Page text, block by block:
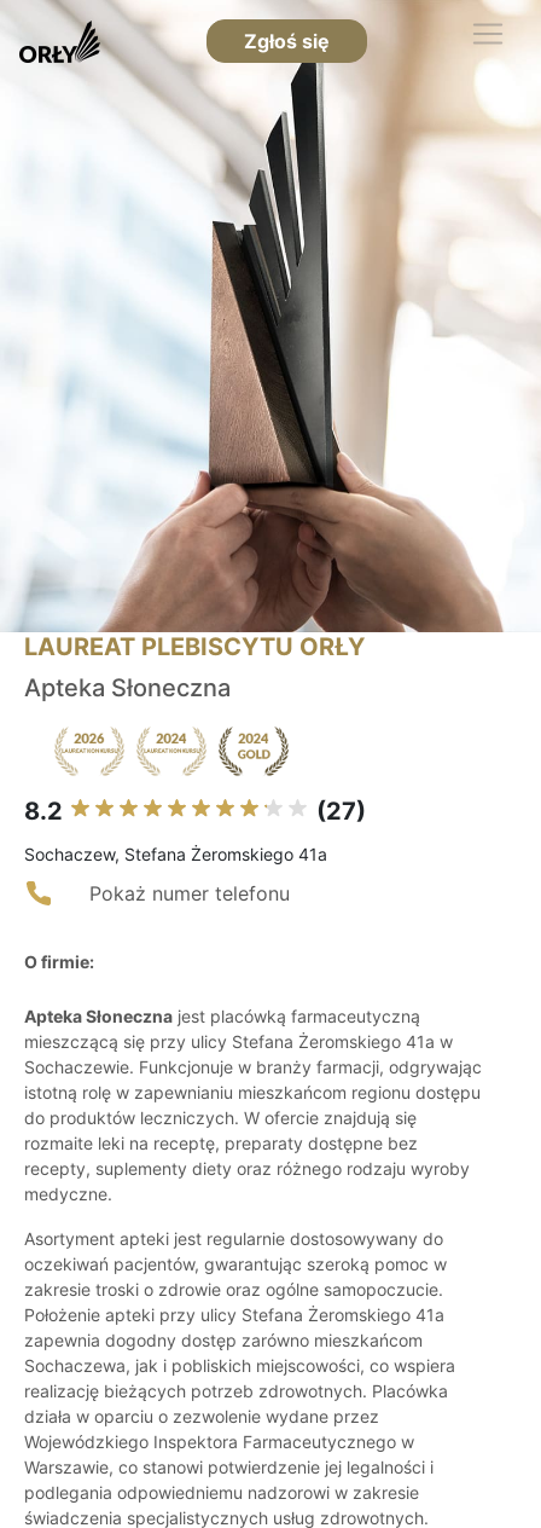
Zgłoś się
LAUREAT PLEBISCYTU ORŁY
Apteka Słoneczna
8.2 (27)
Sochaczew, Stefana Żeromskiego 41a
Pokaż numer telefonu
O firmie:
Apteka Słoneczna jest placówką farmaceutyczną
mieszczącą się przy ulicy Stefana Żeromskiego 41a w
Sochaczewie. Funkcjonuje w branży farmacji, odgrywając
istotną rolę w zapewnianiu mieszkańcom regionu dostępu
do produktów leczniczych. W ofercie znajdują się
rozmaite leki na receptę, preparaty dostępne bez
recepty, suplementy diety oraz różnego rodzaju wyroby
medyczne.
Asortyment apteki jest regularnie dostosowywany do
oczekiwań pacjentów, gwarantując szeroką pomoc w
zakresie troski o zdrowie oraz ogólne samopoczucie.
Położenie apteki przy ulicy Stefana Żeromskiego 41a
zapewnia dogodny dostęp zarówno mieszkańcom
Sochaczewa, jak i pobliskich miejscowości, co wspiera
realizację bieżących potrzeb zdrowotnych. Placówka
działa w oparciu o zezwolenie wydane przez
Wojewódzkiego Inspektora Farmaceutycznego w
Warszawie, co stanowi potwierdzenie jej legalności i
podlegania odpowiedniemu nadzorowi w zakresie
świadczenia specjalistycznych usług zdrowotnych.